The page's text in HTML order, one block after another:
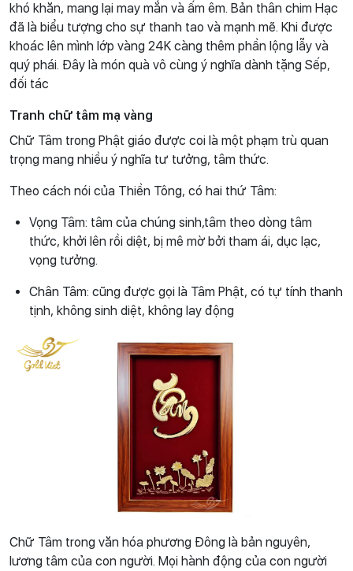
khó khăn, mang lại may mắn và ấm êm. Bản thân chim Hạc
đã là biểu tượng cho sự thanh tao và mạnh mẽ. Khi được
khoác lên mình lớp vàng 24K càng thêm phần lộng lẫy và
quý phái. Đây là món quà vô cùng ý nghĩa dành tặng Sếp,
đối tác
Tranh chữ tâm mạ vàng
Chữ Tâm trong Phật giáo được coi là một phạm trù quan
trọng mang nhiều ý nghĩa tư tưởng, tâm thức.
Theo cách nói của Thiền Tông, có hai thứ Tâm:
Vọng Tâm: tâm của chúng sinh,tâm theo dòng tâm
thức, khởi lên rồi diệt, bị mê mờ bởi tham ái, dục lạc,
vọng tưởng.
Chân Tâm: cũng được gọi là Tâm Phật, có tự tính thanh
tịnh, không sinh diệt, không lay động
Chữ Tâm trong văn hóa phương Đông là bản nguyên,
lương tâm của con người. Mọi hành động của con người